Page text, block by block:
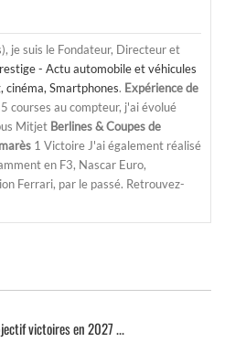
je suis le Fondateur, Directeur et
- Actu automobile et véhicules
cinéma, Smartphones. Expérience de
courses au compteur, j'ai évolué
Mitjet Berlines & Coupes de
1 Victoire J'ai également réalisé
en F3, Nascar Euro,
Ferrari, par le passé. Retrouvez-
victoires en 2027 ...